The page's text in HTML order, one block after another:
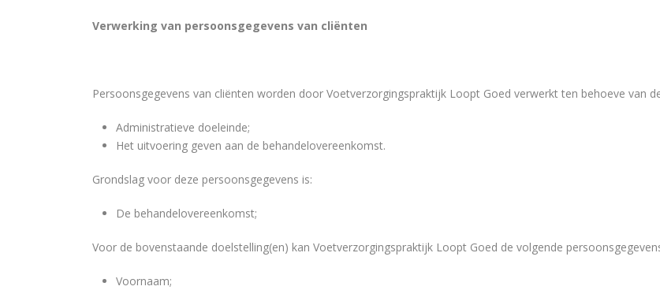
Verwerking van persoonsgegevens van cliënten
Persoonsgegevens van cliënten worden door Voetverzorgingspraktijk Loopt Goed verwerkt ten behoeve van
Administratieve doeleinde;
Het uitvoering geven aan de behandelovereenkomst.
Grondslag voor deze persoonsgegevens is:
De behandelovereenkomst;
Voor de bovenstaande doelstelling(en) kan Voetverzorgingspraktijk Loopt Goed de volgende
Voornaam;